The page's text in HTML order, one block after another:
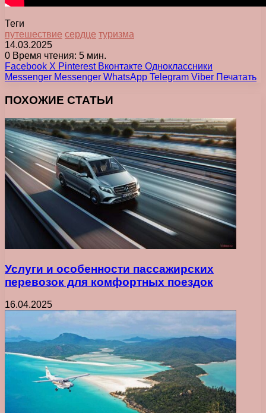
Теги
путешествие сердце туризма
14.03.2025
0 Время чтения: 5 мин.
Facebook X Pinterest Вконтакте Одноклассники
Messenger Messenger WhatsApp Telegram Viber Печатать
ПОХОЖИЕ СТАТЬИ
Услуги и особенности пассажирских
перевозок для комфортных поездок
16.04.2025